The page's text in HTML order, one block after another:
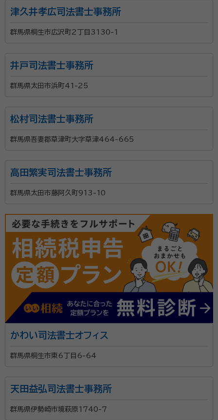
相談に対し、実情に合った方法をご提案し、皆様の相続
津久井孝広司法書士事務所
群馬県桐生市広沢町2丁目3130-1
井戸司法書士事務所
群馬県太田市浜町41-25
松村司法書士事務所
群馬県吾妻郡草津町大字草津464-665
高田繁実司法書士事務所
群馬県太田市藤阿久町913-10
かわい司法書士オフィス
群馬県桐生市東6丁目6-64
天田益弘司法書士事務所
群馬県伊勢崎市境萩原1740-7